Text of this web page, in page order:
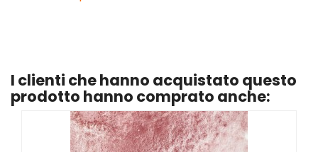
I clienti che hanno acquistato questo
prodotto hanno comprato anche: